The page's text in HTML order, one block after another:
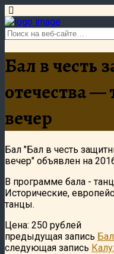
Бал в честь
отечества
вечер
Бал "Бал в честь
вечер" объявлен на
В программе бала -
Исторические,
танцы.
Цена: 250 рублей
предыдущая запись
следующая запись